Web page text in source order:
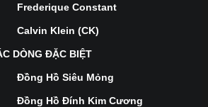
Frederique Constant
Calvin Klein (CK)
DÒNG ĐẶC BIỆT
Đồng Hồ Siêu Mỏng
Đồng Hồ Đính Kim Cương